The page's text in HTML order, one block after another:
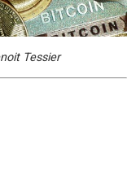
Tessier